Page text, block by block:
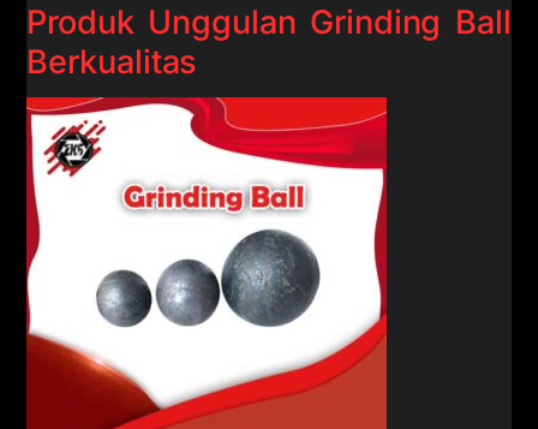
Produk Unggulan Grinding Ball
Berkualitas